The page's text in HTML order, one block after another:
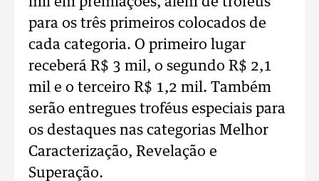
para os três primeiros colocados de
cada categoria. O primeiro lugar
receberá R$ 3 mil, o segundo R$ 2,1
mil e o terceiro R$ 1,2 mil. Também
serão entregues troféus especiais para
os destaques nas categorias Melhor
Caracterização, Revelação e
Superação.